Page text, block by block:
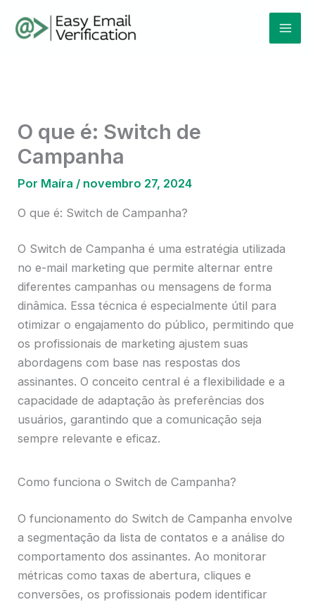
para
O que é: Switch de
Campanha
Por Maíra / novembro 27, 2024
O que é: Switch de Campanha?
O Switch de Campanha é uma estratégia utilizada
no e-mail marketing que permite alternar entre
diferentes campanhas ou mensagens de forma
dinâmica. Essa técnica é especialmente útil para
otimizar o engajamento do público, permitindo que
os profissionais de marketing ajustem suas
abordagens com base nas respostas dos
assinantes. O conceito central é a flexibilidade e a
capacidade de adaptação às preferências dos
usuários, garantindo que a comunicação seja
sempre relevante e eficaz.
Como funciona o Switch de Campanha?
O funcionamento do Switch de Campanha envolve
a segmentação da lista de contatos e a análise do
comportamento dos assinantes. Ao monitorar
métricas como taxas de abertura, cliques e
conversões, os profissionais podem identificar